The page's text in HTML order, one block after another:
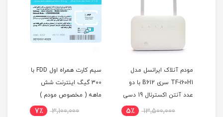
مودم آنلاک ایرانسل مدل
TF-i60H1 سری B612 با دو
عدد آنتن اکسترنال 19 دسی
13,500,000 5٪
سیم کارت همراه اول FDD با
300 گیگ اینترنت شش
ماهه ( مخصوص مودم )
3,100,000 7٪